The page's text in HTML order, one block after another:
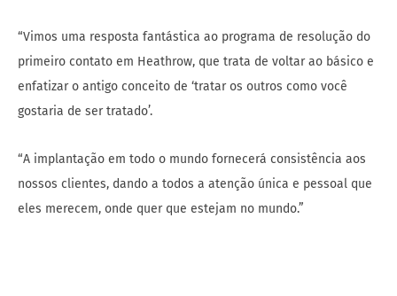
“Vimos uma resposta fantástica ao programa de resolução do
primeiro contato em Heathrow, que trata de voltar ao básico e
enfatizar o antigo conceito de ‘tratar os outros como você
gostaria de ser tratado’.
“A implantação em todo o mundo fornecerá consistência aos
nossos clientes, dando a todos a atenção única e pessoal que
eles merecem, onde quer que estejam no mundo.”